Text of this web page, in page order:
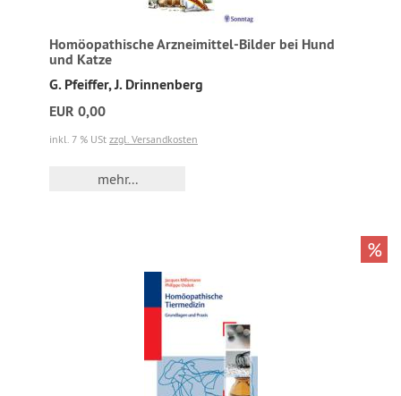
Homöopathische Arzneimittel-Bilder bei Hund
und Katze
G. Pfeiffer, J. Drinnenberg
EUR 0,00
inkl. 7 % USt zzgl. Versandkosten
mehr...
%